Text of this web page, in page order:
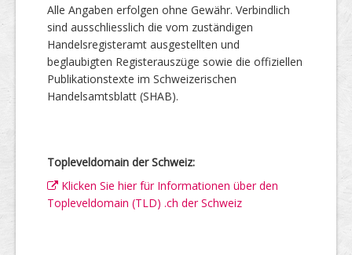
Alle Angaben erfolgen ohne Gewähr. Verbindlich
sind ausschliesslich die vom zuständigen
Handelsregisteramt ausgestellten und
beglaubigten Registerauszüge sowie die offiziellen
Publikationstexte im Schweizerischen
Handelsamtsblatt (SHAB).
Topleveldomain der Schweiz:
Klicken Sie hier für Informationen über den
Topleveldomain (TLD) .ch der Schweiz